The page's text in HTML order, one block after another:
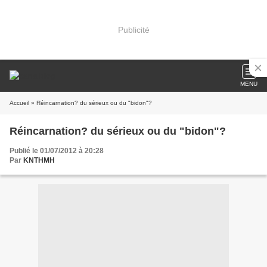
Publicité
MENU
Accueil » Réincarnation? du sérieux ou du "bidon"?
Réincarnation? du sérieux ou du "bidon"?
Publié le 01/07/2012 à 20:28
Par KNTHMH